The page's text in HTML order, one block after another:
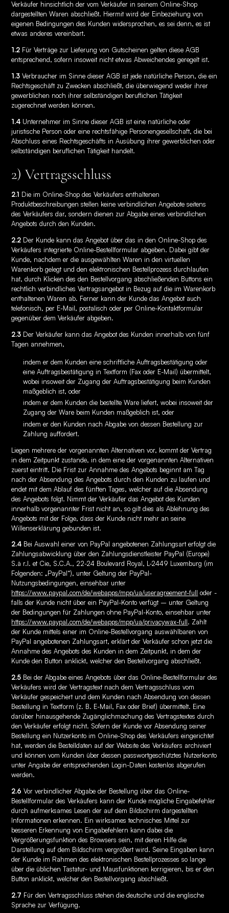
Verkäufer hinsichtlich der vom Verkäufer in seinem Online-Shop
dargestellten Waren abschließt. Hiermit wird der Einbeziehung von
eigenen Bedingungen des Kunden widersprochen, es sei denn, es ist
etwas anderes vereinbart.
1.2 Für Verträge zur Lieferung von Gutscheinen gelten diese AGB
entsprechend, sofern insoweit nicht etwas Abweichendes geregelt ist.
1.3 Verbraucher im Sinne dieser AGB ist jede natürliche Person, die ein
Rechtsgeschäft zu Zwecken abschließt, die überwiegend weder ihrer
gewerblichen noch ihrer selbständigen beruflichen Tätigkeit
zugerechnet werden können.
1.4 Unternehmer im Sinne dieser AGB ist eine natürliche oder
juristische Person oder eine rechtsfähige Personengesellschaft, die bei
Abschluss eines Rechtsgeschäfts in Ausübung ihrer gewerblichen oder
selbständigen beruflichen Tätigkeit handelt.
2) Vertragsschluss
2.1 Die im Online-Shop des Verkäufers enthaltenen
Produktbeschreibungen stellen keine verbindlichen Angebote seitens
des Verkäufers dar, sondern dienen zur Abgabe eines verbindlichen
Angebots durch den Kunden.
2.2 Der Kunde kann das Angebot über das in den Online-Shop des
Verkäufers integrierte Online-Bestellformular abgeben. Dabei gibt der
Kunde, nachdem er die ausgewählten Waren in den virtuellen
Warenkorb gelegt und den elektronischen Bestellprozess durchlaufen
hat, durch Klicken des den Bestellvorgang abschließenden Buttons ein
rechtlich verbindliches Vertragsangebot in Bezug auf die im Warenkorb
enthaltenen Waren ab. Ferner kann der Kunde das Angebot auch
telefonisch, per E-Mail, postalisch oder per Online-Kontaktformular
gegenüber dem Verkäufer abgeben.
2.3 Der Verkäufer kann das Angebot des Kunden innerhalb von fünf
Tagen annehmen,
indem er dem Kunden eine schriftliche Auftragsbestätigung oder
eine Auftragsbestätigung in Textform (Fax oder E-Mail) übermittelt,
wobei insoweit der Zugang der Auftragsbestätigung beim Kunden
maßgeblich ist, oder
indem er dem Kunden die bestellte Ware liefert, wobei insoweit der
Zugang der Ware beim Kunden maßgeblich ist, oder
indem er den Kunden nach Abgabe von dessen Bestellung zur
Zahlung auffordert.
Liegen mehrere der vorgenannten Alternativen vor, kommt der Vertrag
in dem Zeitpunkt zustande, in dem eine der vorgenannten Alternativen
zuerst eintritt. Die Frist zur Annahme des Angebots beginnt am Tag
nach der Absendung des Angebots durch den Kunden zu laufen und
endet mit dem Ablauf des fünften Tages, welcher auf die Absendung
des Angebots folgt. Nimmt der Verkäufer das Angebot des Kunden
innerhalb vorgenannter Frist nicht an, so gilt dies als Ablehnung des
Angebots mit der Folge, dass der Kunde nicht mehr an seine
Willenserklärung gebunden ist.
2.4 Bei Auswahl einer von PayPal angebotenen Zahlungsart erfolgt die
Zahlungsabwicklung über den Zahlungsdienstleister PayPal (Europe)
S.à r.l. et Cie, S.C.A., 22-24 Boulevard Royal, L-2449 Luxemburg (im
Folgenden: „PayPal“), unter Geltung der PayPal-
Nutzungsbedingungen, einsehbar unter
https://www.paypal.com/de/webapps/mpp/ua/useragreement-full oder -
falls der Kunde nicht über ein PayPal-Konto verfügt – unter Geltung
der Bedingungen für Zahlungen ohne PayPal-Konto, einsehbar unter
https://www.paypal.com/de/webapps/mpp/ua/privacywax-full. Zahlt
der Kunde mittels einer im Online-Bestellvorgang auswählbaren von
PayPal angebotenen Zahlungsart, erklärt der Verkäufer schon jetzt die
Annahme des Angebots des Kunden in dem Zeitpunkt, in dem der
Kunde den Button anklickt, welcher den Bestellvorgang abschließt.
2.5 Bei der Abgabe eines Angebots über das Online-Bestellformular des
Verkäufers wird der Vertragstext nach dem Vertragsschluss vom
Verkäufer gespeichert und dem Kunden nach Absendung von dessen
Bestellung in Textform (z. B. E-Mail, Fax oder Brief) übermittelt. Eine
darüber hinausgehende Zugänglichmachung des Vertragstextes durch
den Verkäufer erfolgt nicht. Sofern der Kunde vor Absendung seiner
Bestellung ein Nutzerkonto im Online-Shop des Verkäufers eingerichtet
hat, werden die Bestelldaten auf der Website des Verkäufers archiviert
und können vom Kunden über dessen passwortgeschütztes Nutzerkonto
unter Angabe der entsprechenden Login-Daten kostenlos abgerufen
werden.
2.6 Vor verbindlicher Abgabe der Bestellung über das Online-
Bestellformular des Verkäufers kann der Kunde mögliche Eingabefehler
durch aufmerksames Lesen der auf dem Bildschirm dargestellten
Informationen erkennen. Ein wirksames technisches Mittel zur
besseren Erkennung von Eingabefehlern kann dabei die
Vergrößerungsfunktion des Browsers sein, mit deren Hilfe die
Darstellung auf dem Bildschirm vergrößert wird. Seine Eingaben kann
der Kunde im Rahmen des elektronischen Bestellprozesses so lange
über die üblichen Tastatur- und Mausfunktionen korrigieren, bis er den
Button anklickt, welcher den Bestellvorgang abschließt.
2.7 Für den Vertragsschluss stehen die deutsche und die englische
Sprache zur Verfügung.